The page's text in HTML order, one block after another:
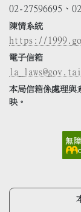
02-27596695、
陳情系統
https://
電子信箱
本局信箱係處理與
映。